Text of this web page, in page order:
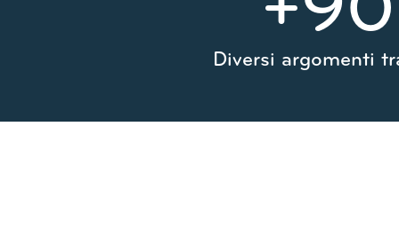
Diversi argomenti